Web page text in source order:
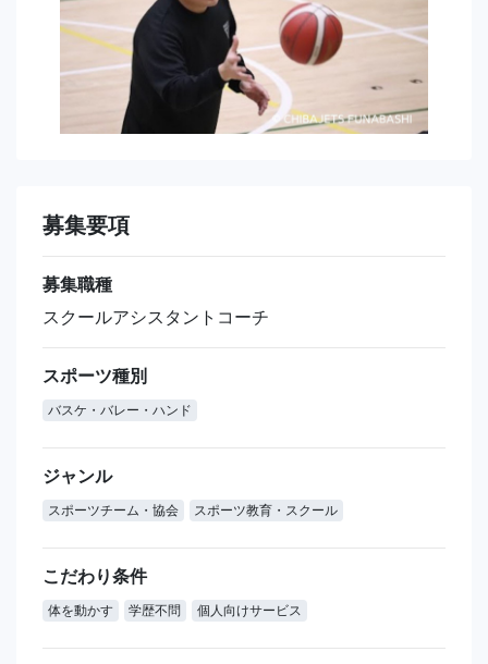
募集要項
募集職種
スクールアシスタントコーチ
スポーツ種別
バスケ・バレー・ハンド
ジャンル
スポーツチーム・協会 スポーツ教育・スクール
こだわり条件
体を動かす 学歴不問 個人向けサービス